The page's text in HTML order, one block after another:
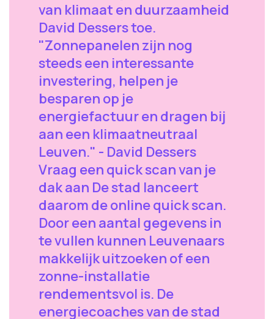
van klimaat en duurzaamheid
David Dessers toe.
"Zonnepanelen zijn nog
steeds een interessante
investering, helpen je
besparen op je
energiefactuur en dragen bij
aan een klimaatneutraal
Leuven." - David Dessers
Vraag een quick scan van je
dak aan De stad lanceert
daarom de online quick scan.
Door een aantal gegevens in
te vullen kunnen Leuvenaars
makkelijk uitzoeken of een
zonne-installatie
rendementsvol is. De
energiecoaches van de stad